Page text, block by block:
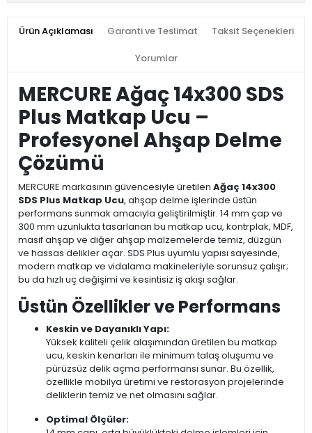
Ürün Açıklaması Garanti ve Teslimat Taksit Seçenekleri
Yorumlar
MERCURE Ağaç 14x300 SDS
Plus Matkap Ucu –
Profesyonel Ahşap Delme
Çözümü
MERCURE markasının güvencesiyle üretilen Ağaç 14x300
SDS Plus Matkap Ucu, ahşap delme işlerinde üstün
performans sunmak amacıyla geliştirilmiştir. 14 mm çap ve
300 mm uzunlukta tasarlanan bu matkap ucu, kontrplak, MDF,
masif ahşap ve diğer ahşap malzemelerde temiz, düzgün
ve hassas delikler açar. SDS Plus uyumlu yapısı sayesinde,
modern matkap ve vidalama makineleriyle sorunsuz çalışır;
bu da hızlı uç değişimi ve kesintisiz iş akışı sağlar.
Üstün Özellikler ve Performans
Keskin ve Dayanıklı Yapı:
Yüksek kaliteli çelik alaşımından üretilen bu matkap
ucu, keskin kenarları ile minimum talaş oluşumu ve
pürüzsüz delik açma performansı sunar. Bu özellik,
özellikle mobilya üretimi ve restorasyon projelerinde
deliklerin temiz ve net olmasını sağlar.
Optimal Ölçüler: